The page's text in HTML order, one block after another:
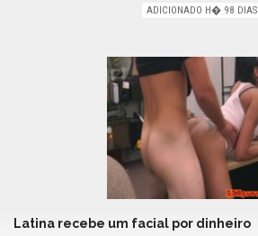
ADICIONADO H� 98 DIAS
Latina recebe um facial por dinheiro